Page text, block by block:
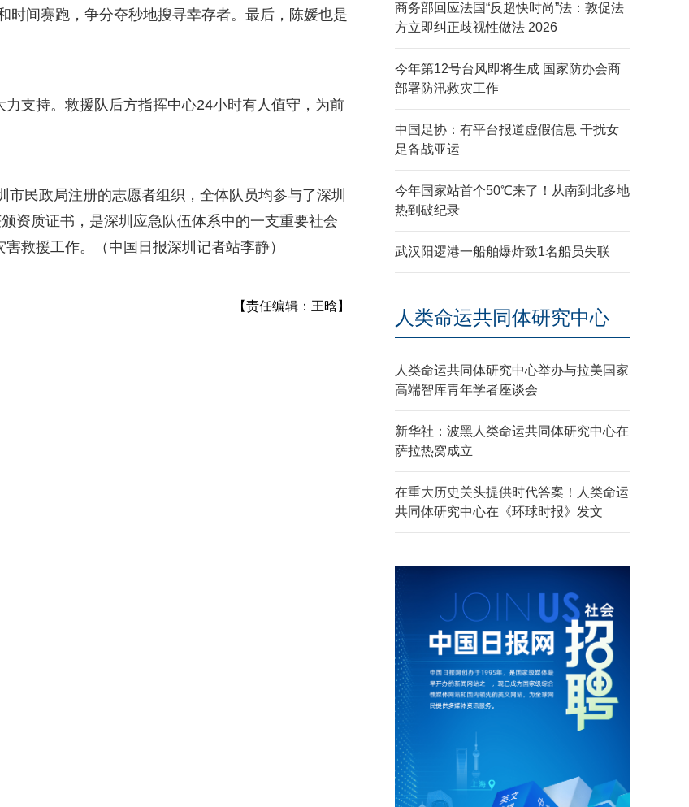
时间赛跑，争分夺秒地搜寻幸存者。最后，陈媛也是
支持。救援队后方指挥中心24小时有人值守，为前
民政局注册的志愿者组织，全体队员均参与了深圳
资质证书，是深圳应急队伍体系中的一支重要社会
救援工作。（中国日报深圳记者站李静）
【责任编辑：王晗】
商务部回应法国“反超快时尚”法：敦促法
方立即纠正歧视性做法 2026
今年第12号台风即将生成 国家防办会商
部署防汛救灾工作
中国足协：有平台报道虚假信息 干扰女
足备战亚运
今年国家站首个50℃来了！从南到北多地
热到破纪录
武汉阳逻港一船舶爆炸致1名船员失联
人类命运共同体研究中心
人类命运共同体研究中心举办与拉美国家
高端智库青年学者座谈会
新华社：波黑人类命运共同体研究中心在
萨拉热窝成立
在重大历史关头提供时代答案！人类命运
共同体研究中心在《环球时报》发文